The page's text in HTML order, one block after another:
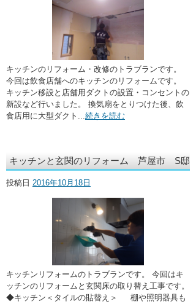
キッチンのリフォーム・改修のトラブランです。
今回は飲食店舗へのキッチンのリフォームです。
キッチン移設と店舗用ダクトの設置・コンセントの
新設など行いました。 換気扇をとりつけた後、飲
食店用に大型ダクト...続きを読む
キッチンと玄関のリフォーム 芦屋市 S邸
投稿日 2016年10月18日
キッチンリフォームのトラブランです。 今回はキ
ッチンのリフォームと玄関床の取り替え工事です。
◆キッチン＜タイルの貼替え＞ 棚や照明器具も